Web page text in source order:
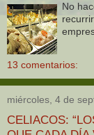
No
13 comentarios:
miércoles, 4 de
CELIACOS: